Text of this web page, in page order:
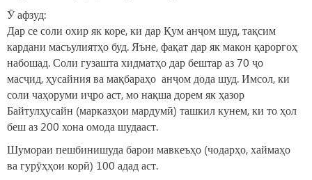
Ӯ афзуд:
Дар се соли охир як коре, ки дар Қум анҷом шуд, тақсим
кардани масъулиятҳо буд. Яъне, фақат дар як макон қароргоҳ
набошад. Соли гузашта хидматҳо дар бештар аз 70 ҷо
масҷид, ҳусайния ва мақбараҳо анҷом дода шуд. Имсол, ки
соли чаҳоруми иҷро аст, мо нақша дорем як ҳазор
Байтулҳусайн (марказҳои мардумӣ) ташкил кунем, ки то ҳол
беш аз 200 хона омода шудааст.
Шумораи пешбинишуда барои мавкеъҳо (чодарҳо, хаймаҳо
ва гурӯҳҳои корӣ) 100 адад аст.